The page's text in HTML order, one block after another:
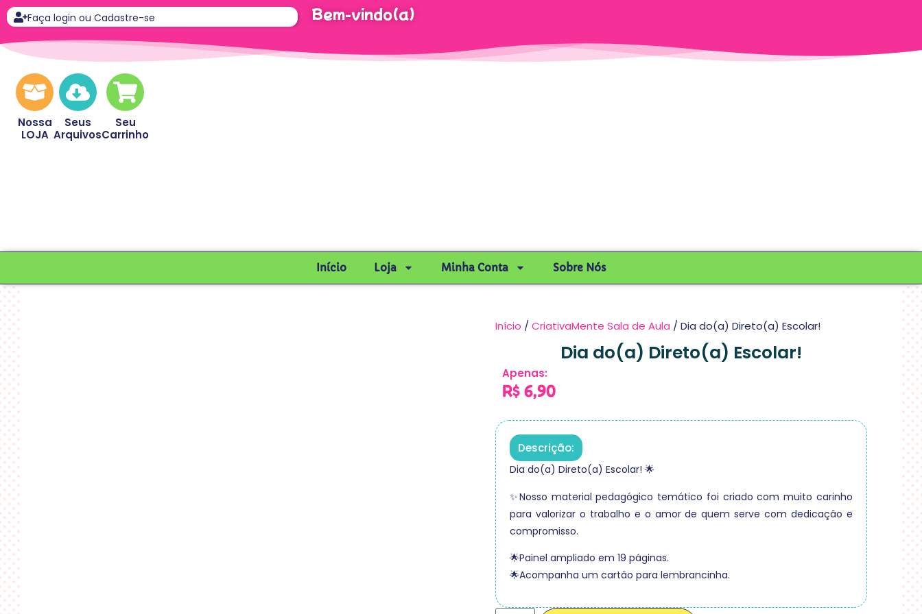
Faça login ou Cadastre-se Bem-vindo(a)
Nossa
LOJA
Seus
Arquivos
Seu
Carrinho
Início Loja Minha Conta Sobre Nós
Início /CriativaMente Sala de Aula / Dia do(a) Direto(a) Escolar!
Dia do(a) Direto(a) Escolar!
Apenas:
R$ 6,90
Descrição:
Dia do(a) Direto(a) Escolar! 🌟
✨Nosso material pedagógico temático foi criado com muito carinho
para valorizar o trabalho e o amor de quem serve com dedicação e
compromisso.
🌟Painel ampliado em 19 páginas.
🌟Acompanha um cartão para lembrancinha.